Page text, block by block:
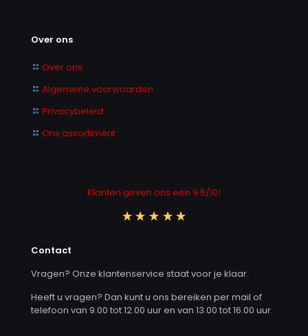
Over ons
Over ons
Algemene voorwaarden
Privacybeleid
Ons assortiment
Klanten geven ons een 9.5/10!
Contact
Vragen? Onze klantenservice staat voor je klaar.
Heeft u vragen? Dan kunt u ons bereiken per mail of
telefoon van 9.00 tot 12.00 uur en van 13.00 tot 16.00 uur.